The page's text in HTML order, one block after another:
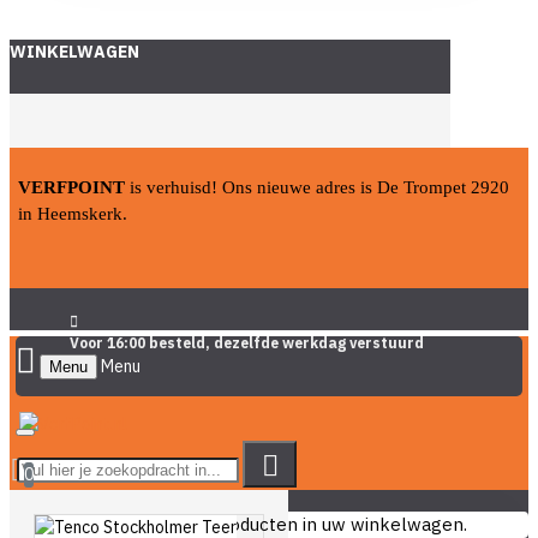
WINKELWAGEN
VERFPOINT is verhuisd! Ons nieuwe adres is De Trompet 2920
in Heemskerk.
Voor 16:00 besteld, dezelfde werkdag verstuurd
Menu
0
U heeft nog geen producten in uw winkelwagen.